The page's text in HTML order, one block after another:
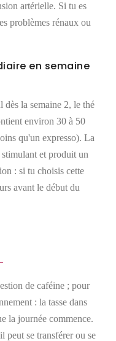
artérielle. Si tu es
problèmes rénaux ou
en semaine
dès la semaine 2, le thé
environ 30 à 50
qu'un expresso). La
et produit un
: si tu choisis cette
avant le début du
de caféine ; pour
: la tasse dans
la journée commence.
peut se transférer ou se